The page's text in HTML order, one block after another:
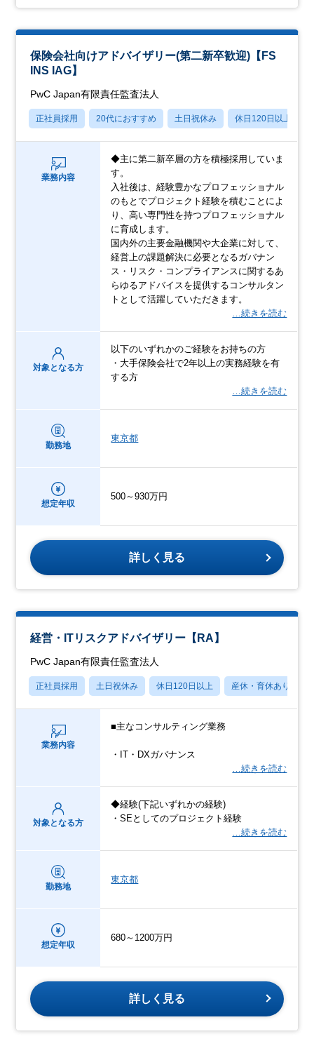
保険会社向けアドバイザリー(第二新卒歓迎)【FS
INS IAG】
PwC Japan有限責任監査法人
正社員採用 20代におすすめ 土日祝休み 休日120日以上
業務内容
◆主に第二新卒層の方を積極採用していま
す。
入社後は、経験豊かなプロフェッショナル
のもとでプロジェクト経験を積むことによ
り、高い専門性を持つプロフェッショナル
に育成します。
国内外の主要金融機関や大企業に対して、
経営上の課題解決に必要となるガバナン
ス・リスク・コンプライアンスに関するあ
らゆるアドバイスを提供するコンサルタン
トとして活躍していただきます。
…続きを読む
対象となる方
以下のいずれかのご経験をお持ちの方
・大手保険会社で2年以上の実務経験を有
する方
…続きを読む
勤務地
東京都
想定年収
500～930万円
詳しく見る
経営・ITリスクアドバイザリー【RA】
PwC Japan有限責任監査法人
正社員採用 土日祝休み 休日120日以上 産休・育休あり
業務内容
■主なコンサルティング業務
・IT・DXガバナンス
…続きを読む
対象となる方
◆経験(下記いずれかの経験)
・SEとしてのプロジェクト経験
…続きを読む
勤務地
東京都
想定年収
680～1200万円
詳しく見る